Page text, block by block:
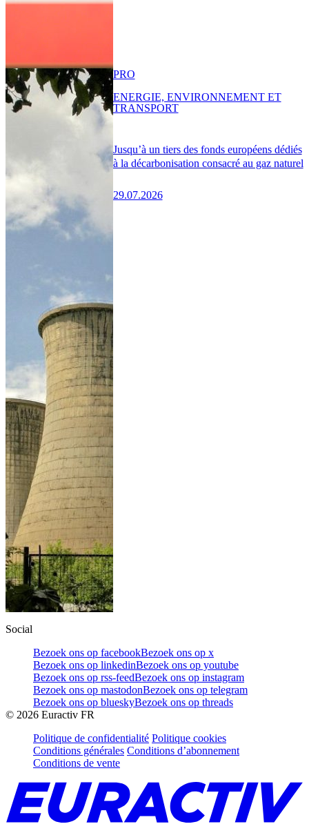
Jusqu’à un tiers des fonds européens dédiés
à la décarbonisation consacré au gaz naturel
29.07.2026
PRO
ENERGIE, ENVIRONNEMENT ET
TRANSPORT
Social
Bezoek ons op facebookBezoek ons op x
Bezoek ons op linkedinBezoek ons op youtube
Bezoek ons op rss-feedBezoek ons op instagram
Bezoek ons op mastodonBezoek ons op telegram
Bezoek ons op blueskyBezoek ons op threads
© 2026 Euractiv FR
Politique de confidentialité Politique cookies
Conditions générales Conditions d’abonnement
Conditions de vente